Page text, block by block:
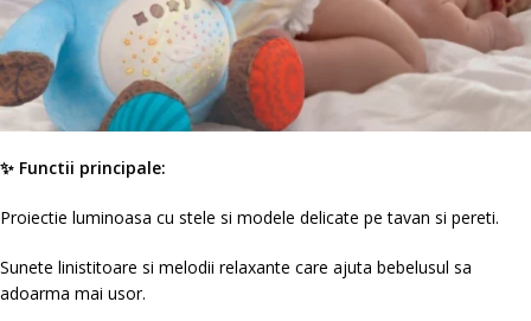
✨ Functii principale:
Proiectie luminoasa cu stele si modele delicate pe tavan si pereti.
Sunete linistitoare si melodii relaxante care ajuta bebelusul sa
adoarma mai usor.